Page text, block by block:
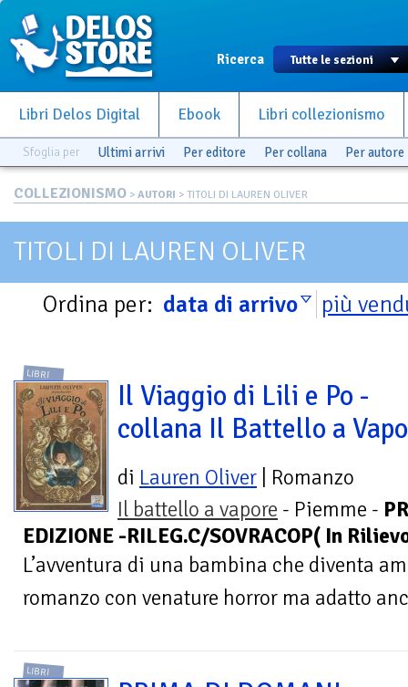
Ricerca
Libri Delos Digital Ebook Libri collezionismo
Sfoglia per Ultimi arrivi Per editore Per collana Per autore
COLLEZIONISMO > AUTORI > TITOLI DI LAUREN OLIVER
TITOLI DI LAUREN OLIVER
Ordina per: data di arrivo più
LIBRI
Il Viaggio di Lili e Po -
collana Il Battello a
di Lauren Oliver | Romanzo
Il battello a vapore - Piemme -
EDIZIONE -RILEG.C/SOVRACOP( In
L’avventura di una bambina che diventa
romanzo con venature horror ma adatto
LIBRI